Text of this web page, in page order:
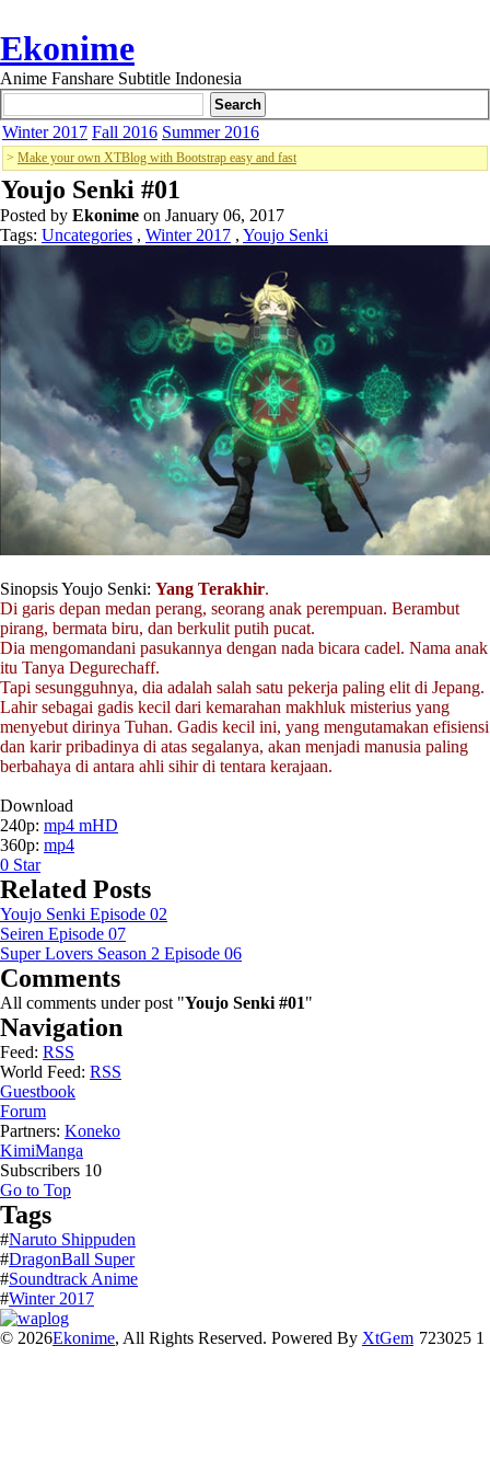
Ekonime
Anime Fanshare Subtitle Indonesia
Winter 2017 Fall 2016 Summer 2016
> Make your own XTBlog with Bootstrap easy and fast
Youjo Senki #01
Posted by Ekonime on January 06, 2017
Tags: Uncategories , Winter 2017 , Youjo Senki
Sinopsis Youjo Senki: Yang Terakhir.
Di garis depan medan perang, seorang anak perempuan. Berambut
pirang, bermata biru, dan berkulit putih pucat.
Dia mengomandani pasukannya dengan nada bicara cadel. Nama anak
itu Tanya Degurechaff.
Tapi sesungguhnya, dia adalah salah satu pekerja paling elit di Jepang.
Lahir sebagai gadis kecil dari kemarahan makhluk misterius yang
menyebut dirinya Tuhan. Gadis kecil ini, yang mengutamakan efisiensi
dan karir pribadinya di atas segalanya, akan menjadi manusia paling
berbahaya di antara ahli sihir di tentara kerajaan.
Download
240p: mp4 mHD
360p: mp4
0 Star
Related Posts
Youjo Senki Episode 02
Seiren Episode 07
Super Lovers Season 2 Episode 06
Comments
All comments under post "Youjo Senki #01"
Navigation
Feed: RSS
World Feed: RSS
Guestbook
Forum
Partners: Koneko
KimiManga
Subscribers 10
Go to Top
Tags
#Naruto Shippuden
#DragonBall Super
#Soundtrack Anime
#Winter 2017
© 2026Ekonime, All Rights Reserved. Powered By XtGem 723025 1